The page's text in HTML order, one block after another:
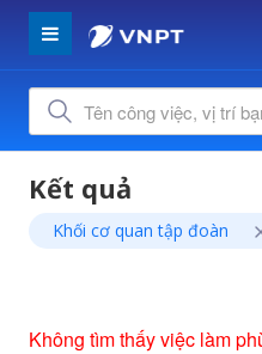
Khối cơ quan tập đoàn
Không tìm thấy việc làm